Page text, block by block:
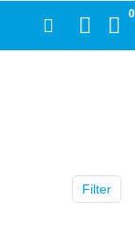
0
Filter